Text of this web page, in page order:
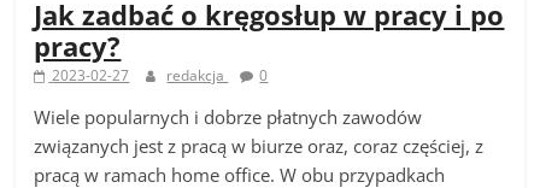
Jak zadbać o kręgosłup w pracy i po
pracy?
2023-02-27 redakcja 0
Wiele popularnych i dobrze płatnych zawodów
związanych jest z pracą w biurze oraz, coraz częściej, z
pracą w ramach home office. W obu przypadkach